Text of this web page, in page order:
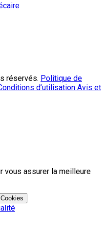
réservés. Politique de
d’utilisation Avis et
vous assurer la meilleure